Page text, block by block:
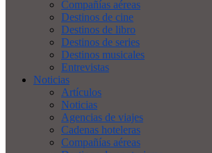
Compañías aéreas
Destinos de cine
Destinos de libro
Destinos de series
Destinos musicales
Entrevistas
Noticias
Artículos
Noticias
Agencias de viajes
Cadenas hoteleras
Compañías aéreas